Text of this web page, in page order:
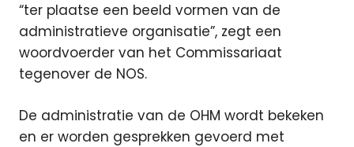
“ter plaatse een beeld vormen van de
administratieve organisatie”, zegt een
woordvoerder van het Commissariaat
tegenover de NOS.
De administratie van de OHM wordt bekeken
en er worden gesprekken gevoerd met